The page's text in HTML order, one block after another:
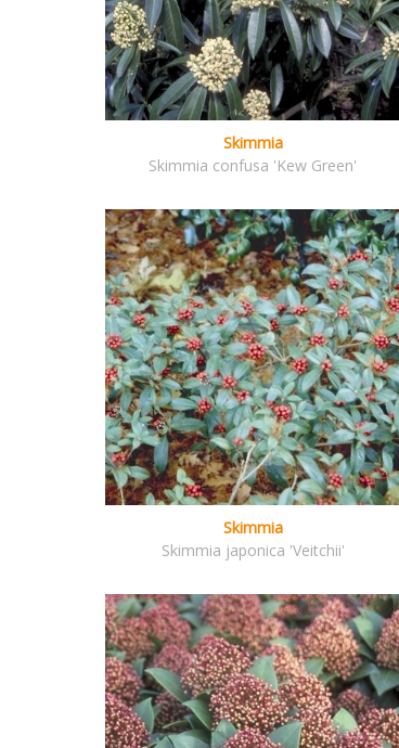
Skimmia
Skimmia confusa 'Kew Green'
Skimmia
Skimmia japonica 'Veitchii'